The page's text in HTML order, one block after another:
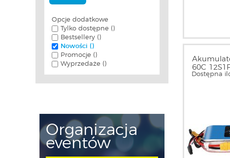
Opcje dodatkowe
Tylko dostępne ()
Bestsellery ()
Nowości ()
Promocje ()
Wyprzedaże ()
Organizacja
eventów
60C
Dostępna